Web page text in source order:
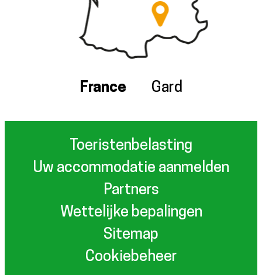
France Gard
Toeristenbelasting
Uw accommodatie aanmelden
Partners
Wettelijke bepalingen
Sitemap
Cookiebeheer